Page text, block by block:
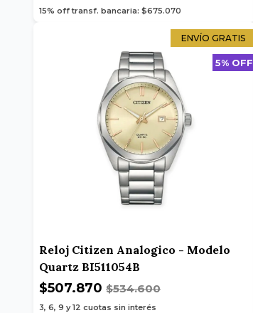
15% off transf. bancaria: $675.070
ENVÍO GRATIS
5% OFF
Reloj Citizen Analogico - Modelo
Quartz BI511054B
$507.870 $534.600
3, 6, 9 y 12 cuotas sin interés